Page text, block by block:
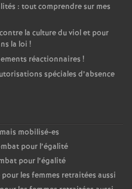
: tout comprendre sur mes
la culture du viol et pour
la loi !
réactionnaires !
spéciales d’absence
mobilisé-es
pour l’égalité
pour l’égalité
les femmes retraitées aussi